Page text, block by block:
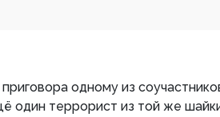
одному из
один террорист из той же